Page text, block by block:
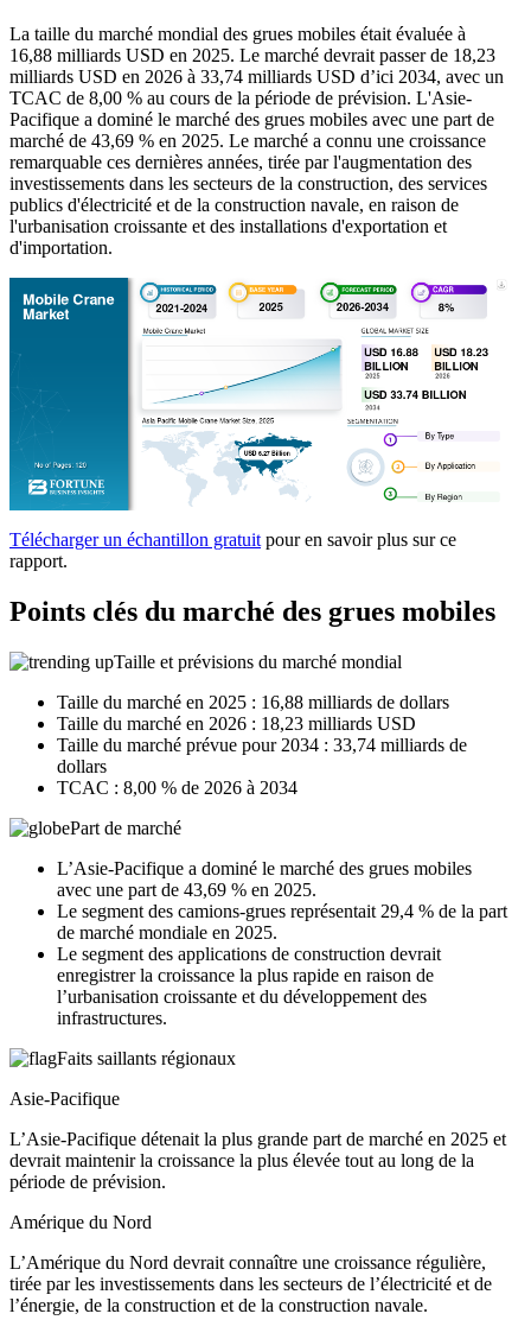
La taille du marché mondial des grues mobiles était évaluée à
16,88 milliards USD en 2025. Le marché devrait passer de 18,23
milliards USD en 2026 à 33,74 milliards USD d’ici 2034, avec un
TCAC de 8,00 % au cours de la période de prévision. L'Asie-
Pacifique a dominé le marché des grues mobiles avec une part de
marché de 43,69 % en 2025. Le marché a connu une croissance
remarquable ces dernières années, tirée par l'augmentation des
investissements dans les secteurs de la construction, des services
publics d'électricité et de la construction navale, en raison de
l'urbanisation croissante et des installations d'exportation et
d'importation.
Télécharger un échantillon gratuit pour en savoir plus sur ce
rapport.
Points clés du marché des grues mobiles
Taille et prévisions du marché mondial
Taille du marché en 2025 : 16,88 milliards de dollars
Taille du marché en 2026 : 18,23 milliards USD
Taille du marché prévue pour 2034 : 33,74 milliards de
dollars
TCAC : 8,00 % de 2026 à 2034
Part de marché
L’Asie-Pacifique a dominé le marché des grues mobiles
avec une part de 43,69 % en 2025.
Le segment des camions-grues représentait 29,4 % de la part
de marché mondiale en 2025.
Le segment des applications de construction devrait
enregistrer la croissance la plus rapide en raison de
l’urbanisation croissante et du développement des
infrastructures.
Faits saillants régionaux
Asie-Pacifique
L’Asie-Pacifique détenait la plus grande part de marché en 2025 et
devrait maintenir la croissance la plus élevée tout au long de la
période de prévision.
Amérique du Nord
L’Amérique du Nord devrait connaître une croissance régulière,
tirée par les investissements dans les secteurs de l’électricité et de
l’énergie, de la construction et de la construction navale.